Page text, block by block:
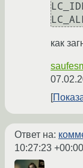
как
Ответ на:
10:27:23 +00:00